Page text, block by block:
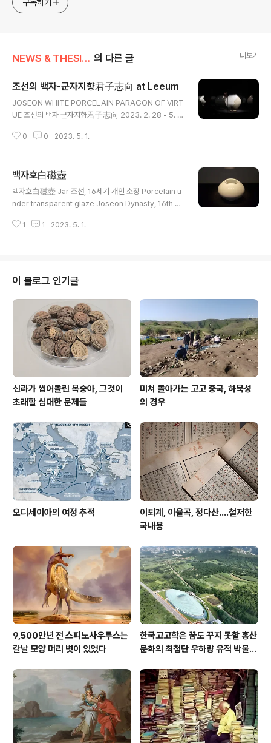
generalized viewpoint
구독하기
NEWS & THESIS/Photo News 의 다른 글 더보기
조선의 백자-군자지향君子志向 at Leeum
JOSEON WHITE PORCELAIN PARAGON OF VIRT
UE 조선의 백자 군자지향君子志向 2023. 2. 28 - 5. 2
0 0 2023. 5. 1.
백자호白磁壺
백자호白磁壺 Jar 조선, 16세기 개인 소장 Porcelain u
nder transparent glaze Joseon Dynasty, 16th ce
1 1 2023. 5. 1.
이 블로그 인기글
신라가 씹어돌린 복숭아, 그것이
초래할 심대한 문제들
미쳐 돌아가는 고고 중국, 하북성
의 경우
오디세이아의 여정 추적
이퇴계, 이율곡, 정다산....철저한
국내용
9,500만년 전 스피노사우루스는
칼날 모양 머리 볏이 있었다
한국고고학은 꿈도 꾸지 못할 홍산
문화의 최첨단 우하량 유적 박물관